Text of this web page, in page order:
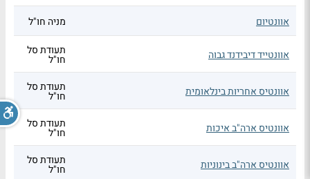
אוונטיום מניה חו"ל
אוונטייד דיבידנד גבוה תעודת סל
חו"ל
אוונטיס אחריות בינלאומית תעודת סל
חו"ל
אוונטיס ארה"ב איכות תעודת סל
חו"ל
אוונטיס ארה"ב בינוניות תעודת סל
חו"ל